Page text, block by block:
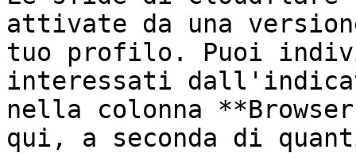
attivate da una
tuo profilo. Puoi
interessati
nella colonna
qui, a seconda di